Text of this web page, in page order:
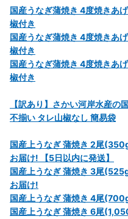
国産うなぎ蒲焼き 4度焼きあ
椒付き
国産うなぎ蒲焼き 4度焼きあ
椒付き
国産うなぎ蒲焼き 4度焼きあ
椒付き
【訳あり】さかい河岸水産
不揃い タレ山椒なし 簡易袋
国産上うなぎ 蒲焼き 2尾
お届け! 【5日以内に発送】
国産上うなぎ 蒲焼き 3尾
お届け!
国産上うなぎ 蒲焼き 4尾
国産上うなぎ 蒲焼き 6尾